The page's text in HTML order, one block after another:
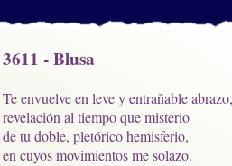
3611 - Blusa
Te envuelve en leve y entrañable abrazo,
revelación al tiempo que misterio
de tu doble, pletórico hemisferio,
en cuyos movimientos me solazo.